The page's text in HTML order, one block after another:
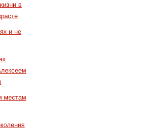
в
и не
местам